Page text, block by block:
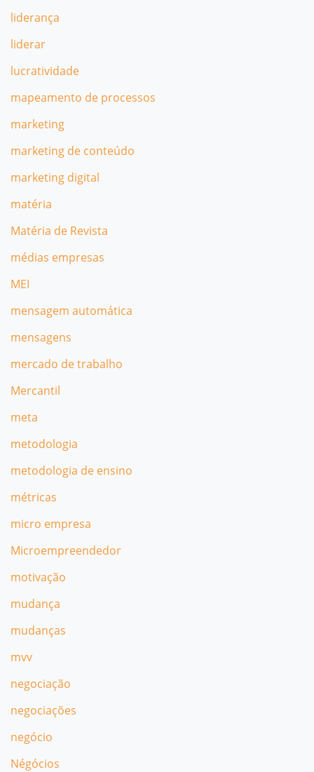
liderança
liderar
lucratividade
mapeamento de processos
marketing
marketing de conteúdo
marketing digital
matéria
Matéria de Revista
médias empresas
MEI
mensagem automática
mensagens
mercado de trabalho
Mercantil
meta
metodologia
metodologia de ensino
métricas
micro empresa
Microempreendedor
motivação
mudança
mudanças
mvv
negociação
negociações
negócio
Négócios